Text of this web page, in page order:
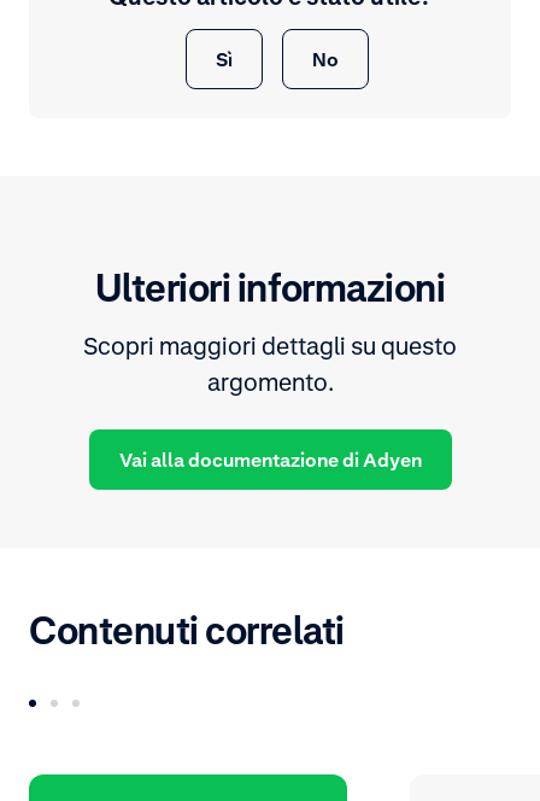
Sì No
Ulteriori informazioni
Scopri maggiori dettagli su questo
argomento.
Vai alla documentazione di Adyen
Contenuti correlati